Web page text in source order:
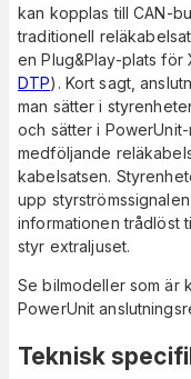
kan kopplas till CAN-
traditionell
en Plug&Play-plats för
DTP). Kort sagt,
man sätter i
och sätter i
medföljande
kabelsatsen.
upp
informationen trådlöst
styr extraljuset.
Se bilmodeller som är
PowerUnit
Teknisk